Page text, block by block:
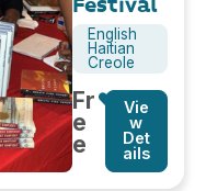
English
Haitian
Creole
Fr
e
e
Vie
w
Det
ails